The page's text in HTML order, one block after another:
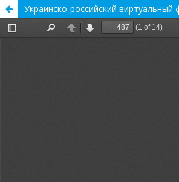
Украинско-российский